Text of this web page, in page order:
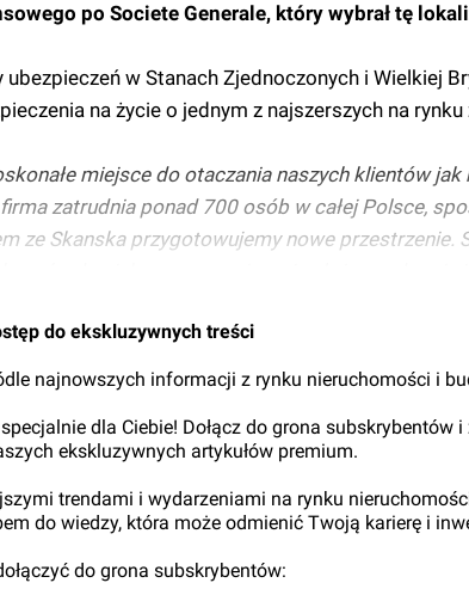
po Societe Generale, który wybrał tę
w Stanach Zjednoczonych i Wielkiej
na życie o jednym z najszerszych na
miejsce do otaczania naszych klientów jak
zatrudnia ponad 700 osób w całej Polsce,
ze Skanska przygotowujemy nowe przestrzenie.
do ekskluzywnych treści
najnowszych informacji z rynku nieruchomości i
dla Ciebie! Dołącz do grona subskrybentów i
ekskluzywnych artykułów premium.
trendami i wydarzeniami na rynku
do wiedzy, która może odmienić Twoją karierę i
do grona subskrybentów: